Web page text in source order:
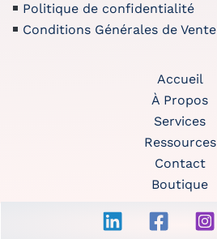
Politique de confidentialité
Conditions Générales de Vente
Accueil
À Propos
Services
Ressources
Contact
Boutique